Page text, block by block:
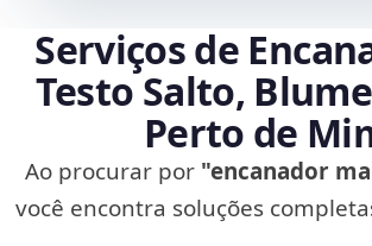
Serviços de
Testo Salto,
Perto de
Ao procurar por "encanador
você encontra soluções